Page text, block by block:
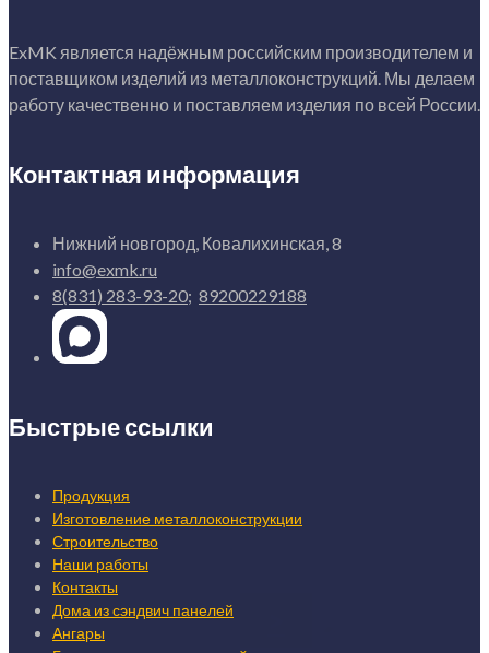
ExMK является надёжным российским производителем и
поставщиком изделий из металлоконструкций. Мы делаем
работу качественно и поставляем изделия по всей России.
Контактная информация
Нижний новгород, Ковалихинская, 8
info@exmk.ru
8(831) ‎283-93-20; ‎89200229188
Быстрые ссылки
Продукция
Изготовление металлоконструкции
Строительство
Наши работы
Контакты
Дома из сэндвич панелей
Ангары